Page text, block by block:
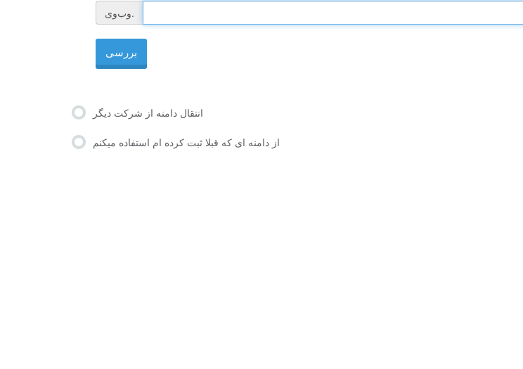
وب‌وی.
بررسی
انتقال دامنه از شرکت دیگر
از دامنه ای که قبلا ثبت کرده ام استفاده میکنم